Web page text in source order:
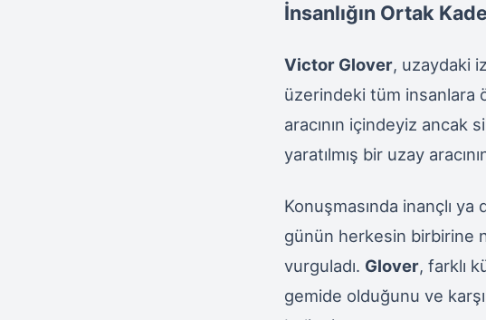
İnsanlığın Ortak
Victor Glover, uzaydaki
üzerindeki tüm insanlara
aracının içindeyiz ancak
yaratılmış bir uzay
Konuşmasında inançlı
günün herkesin birbirine
vurguladı. Glover, farklı
gemide olduğunu ve